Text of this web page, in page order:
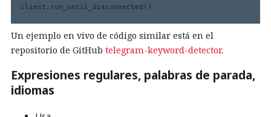
Un ejemplo en vivo de código similar está en el
repositorio de GitHub telegram-keyword-detector.
Expresiones regulares, palabras de parada,
idiomas